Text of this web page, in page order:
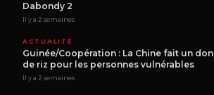
Dabondy 2
Il y a 2 semaines
ACTUALITÉ
Guinée/Coopération : La Chine fait un
de riz pour les personnes vulnérables
Il y a 2 semaines